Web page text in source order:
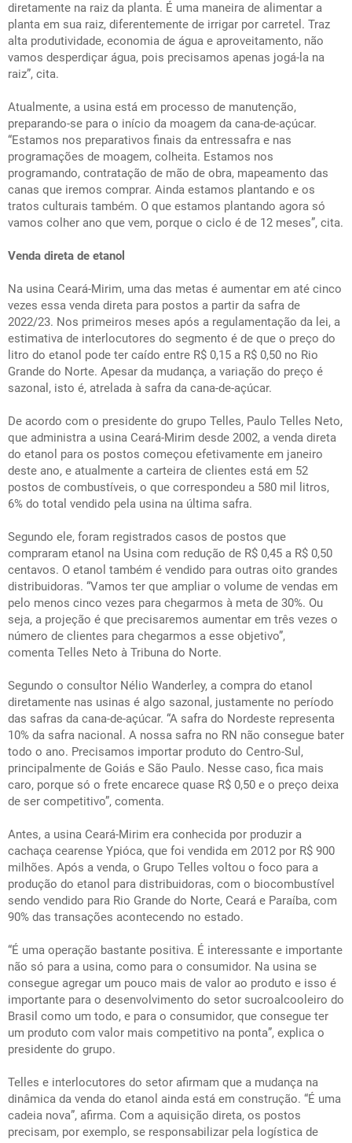
diretamente na raiz da planta. É uma maneira de alimentar a
planta em sua raiz, diferentemente de irrigar por carretel. Traz
alta produtividade, economia de água e aproveitamento, não
vamos desperdiçar água, pois precisamos apenas jogá-la na
raiz”, cita.
Atualmente, a usina está em processo de manutenção,
preparando-se para o início da moagem da cana-de-açúcar.
“Estamos nos preparativos finais da entressafra e nas
programações de moagem, colheita. Estamos nos
programando, contratação de mão de obra, mapeamento das
canas que iremos comprar. Ainda estamos plantando e os
tratos culturais também. O que estamos plantando agora só
vamos colher ano que vem, porque o ciclo é de 12 meses”, cita.
Venda direta de etanol
Na usina Ceará-Mirim, uma das metas é aumentar em até cinco
vezes essa venda direta para postos a partir da safra de
2022/23. Nos primeiros meses após a regulamentação da lei, a
estimativa de interlocutores do segmento é de que o preço do
litro do etanol pode ter caído entre R$ 0,15 a R$ 0,50 no Rio
Grande do Norte. Apesar da mudança, a variação do preço é
sazonal, isto é, atrelada à safra da cana-de-açúcar.
De acordo com o presidente do grupo Telles, Paulo Telles Neto,
que administra a usina Ceará-Mirim desde 2002, a venda direta
do etanol para os postos começou efetivamente em janeiro
deste ano, e atualmente a carteira de clientes está em 52
postos de combustíveis, o que correspondeu a 580 mil litros,
6% do total vendido pela usina na última safra.
Segundo ele, foram registrados casos de postos que
compraram etanol na Usina com redução de R$ 0,45 a R$ 0,50
centavos. O etanol também é vendido para outras oito grandes
distribuidoras. “Vamos ter que ampliar o volume de vendas em
pelo menos cinco vezes para chegarmos à meta de 30%. Ou
seja, a projeção é que precisaremos aumentar em três vezes o
número de clientes para chegarmos a esse objetivo”,
comenta Telles Neto à Tribuna do Norte.
Segundo o consultor Nélio Wanderley, a compra do etanol
diretamente nas usinas é algo sazonal, justamente no período
das safras da cana-de-açúcar. “A safra do Nordeste representa
10% da safra nacional. A nossa safra no RN não consegue bater
todo o ano. Precisamos importar produto do Centro-Sul,
principalmente de Goiás e São Paulo. Nesse caso, fica mais
caro, porque só o frete encarece quase R$ 0,50 e o preço deixa
de ser competitivo”, comenta.
Antes, a usina Ceará-Mirim era conhecida por produzir a
cachaça cearense Ypióca, que foi vendida em 2012 por R$ 900
milhões. Após a venda, o Grupo Telles voltou o foco para a
produção do etanol para distribuidoras, com o biocombustível
sendo vendido para Rio Grande do Norte, Ceará e Paraíba, com
90% das transações acontecendo no estado.
“É uma operação bastante positiva. É interessante e importante
não só para a usina, como para o consumidor. Na usina se
consegue agregar um pouco mais de valor ao produto e isso é
importante para o desenvolvimento do setor sucroalcooleiro do
Brasil como um todo, e para o consumidor, que consegue ter
um produto com valor mais competitivo na ponta”, explica o
presidente do grupo.
Telles e interlocutores do setor afirmam que a mudança na
dinâmica da venda do etanol ainda está em construção. “É uma
cadeia nova”, afirma. Com a aquisição direta, os postos
precisam, por exemplo, se responsabilizar pela logística de